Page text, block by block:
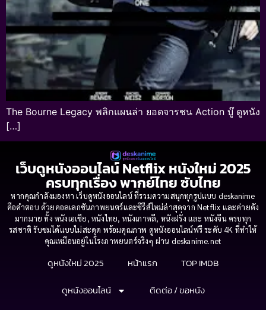
The Bourne Legacy พลิกแผนล่า ยอดจารชน Action บู๊ ดูหนัง
[…]
เว็บดูหนังออนไลน์ Netflix หนังใหม่ 2025
ครบทุกเรื่อง พากย์ไทย ซับไทย
หากคุณกำลังมองหา เว็บดูหนังออนไลน์ ที่รวมความสนุกทุกรูปแบบ deskanime
คือคำตอบ ด้วยคอลเลกชันภาพยนตร์และซีรีส์ใหม่ล่าสุดจาก Netflix และค่ายดัง
มากมาย ทั้ง หนังเอเชีย, หนังไทย, หนังเกาหลี, หนังฝรั่ง และ หนังจีน ครบทุก
รสชาติ รับชมได้แบบไม่สะดุด พร้อมคุณภาพ ดูหนังออนไลน์ฟรี ระดับ 4K ที่ทำให้
คุณเหมือนอยู่ในโรงภาพยนตร์จริงๆ ผ่าน deskanime.net
ดูหนังใหม่ 2025 หน้าแรก
TOP IMDB
ดูหนังออนไลน์
ติดต่อ / ขอหนัง